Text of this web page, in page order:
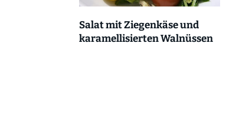
Salat mit Ziegenkäse und
karamellisierten Walnüssen